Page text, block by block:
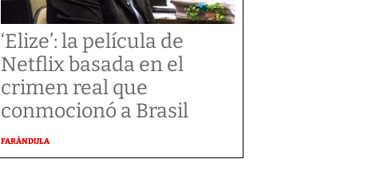
‘Elize’: la película de
Netflix basada en el
crimen real que
conmocionó a Brasil
FARÁNDULA